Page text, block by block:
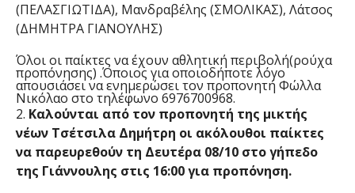
(ΠΕΛΑΣΓΙΩΤΙΔΑ), Μανδραβέλης (ΣΜΟΛΙΚΑΣ), Λάτσος
(ΔΗΜΗΤΡΑ ΓΙΑΝΟΥΛΗΣ)
Όλοι οι παίκτες να έχουν αθλητική περιβολή(ρούχα
προπόνησης) .Όποιος για οποιοδήποτε λόγο
απουσιάσει να ενημερώσει τον προπονητή Φώλλα
Νικόλαο στο τηλέφωνο 6976700968.
2. Καλούνται από τον προπονητή της μικτής
νέων Τσέτσιλα Δημήτρη οι ακόλουθοι παίκτες
να παρευρεθούν τη Δευτέρα 08/10 στο γήπεδο
της Γιάννουλης στις 16:00 για προπόνηση.